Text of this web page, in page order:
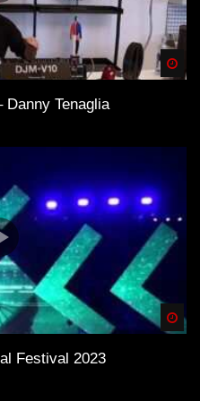
Danny Tenaglia
Festival 2023